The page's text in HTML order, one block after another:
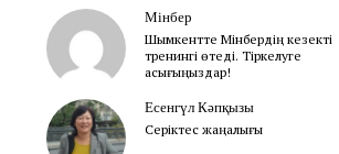
Мінбер
Шымкентте Мінбердің кезекті
тренингі өтеді. Тіркелуге
асығыңыздар!
Есенгүл Кәпқызы
Серіктес жаңалығы